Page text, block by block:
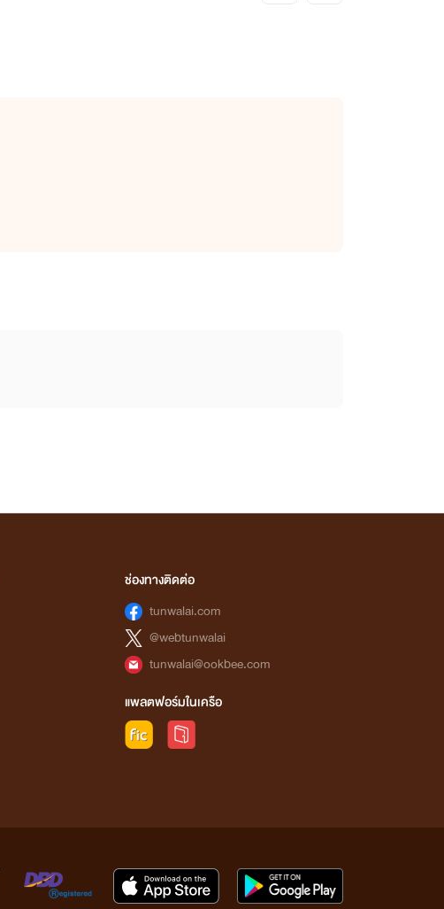
ช่องทางติดต่อ
tunwalai.com
@webtunwalai
tunwalai@ookbee.com
แพลตฟอร์มในเครือ